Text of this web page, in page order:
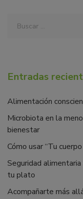
Entradas
Alimentación
Microbiota en la
bienestar
Cómo usar “Tu
Seguridad
tu plato
Acompañarte más